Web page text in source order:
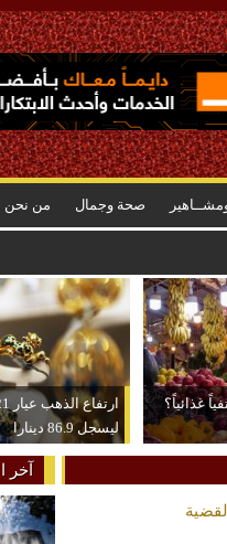
صحة وجمال من نحن
غذائياً؟
ليسجل 86.9 دينارا
آخر